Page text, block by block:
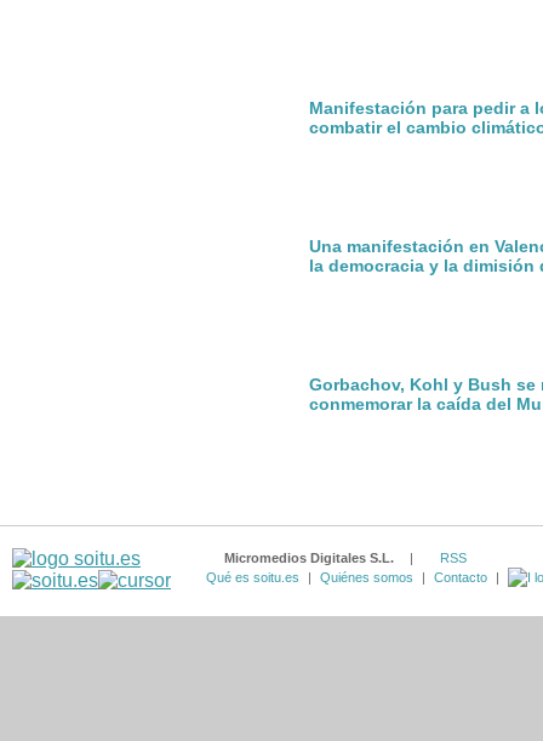
Manifestación para pedir a
combatir el cambio
Una manifestación en
la democracia y la dimisión
Gorbachov, Kohl y Bush se
conmemorar la caída del
Micromedios Digitales S.L. |
RSS
Qué es soitu.es
| Quiénes somos | Contacto |